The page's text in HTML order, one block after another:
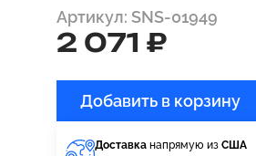
Артикул: SNS-01949
2 071 ₽
Добавить в корзину
Доставка напрямую из США